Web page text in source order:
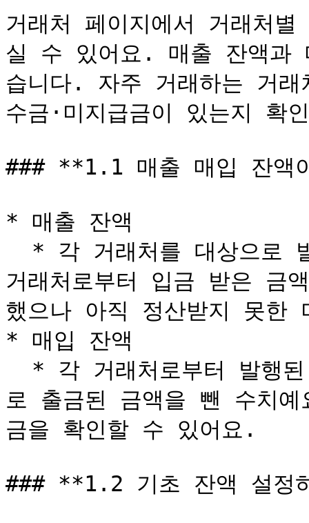
거래처 페이지에서 거래처
실 수 있어요. 매출 잔액과
습니다. 자주 거래하는 거래
수금·미지급금이 있는지 확
### **1.1 매출 매입 잔액
* 매출 잔액
거래처로부터 입금 받은
했으나 아직 정산받지 못한
* 매입 잔액
로 출금된 금액을 뺀 수치
금을 확인할 수 있어요.
### **1.2 기초 잔액 설정